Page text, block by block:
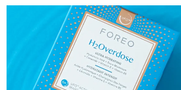
Швеция
Швейцария
Тайвань